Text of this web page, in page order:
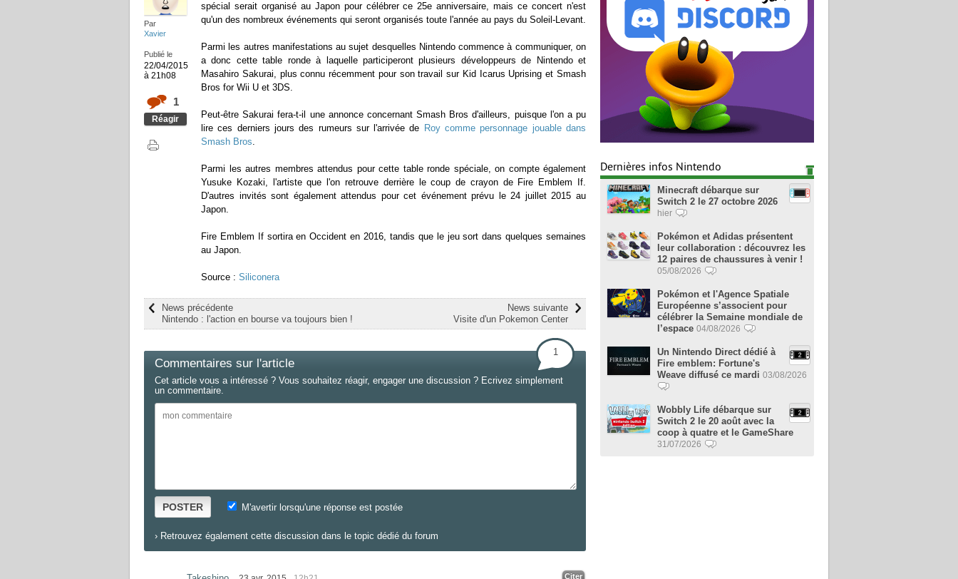
Par
Xavier
Publié le
22/04/2015
à 21h08
1
Réagir
spécial serait organisé au Japon pour célébrer ce 25e anniversaire, mais ce concert n'est
qu'un des nombreux événements qui seront organisés toute l'année au pays du Soleil-Levant.
Parmi les autres manifestations au sujet desquelles Nintendo commence à communiquer, on
a donc cette table ronde à laquelle participeront plusieurs développeurs de Nintendo et
Masahiro Sakurai, plus connu récemment pour son travail sur Kid Icarus Uprising et Smash
Bros for Wii U et 3DS.
Peut-être Sakurai fera-t-il une annonce concernant Smash Bros d'ailleurs, puisque l'on a pu
lire ces derniers jours des rumeurs sur l'arrivée de Roy comme personnage jouable dans
Smash Bros.
Parmi les autres membres attendus pour cette table ronde spéciale, on compte également
Yusuke Kozaki, l'artiste que l'on retrouve derrière le coup de crayon de Fire Emblem If.
D'autres invités sont également attendus pour cet événement prévu le 24 juillet 2015 au
Japon.
Fire Emblem If sortira en Occident en 2016, tandis que le jeu sort dans quelques semaines
au Japon.
Source : Siliconera
News suivante
Visite d'un Pokemon Center
News précédente
Nintendo : l'action en bourse va toujours bien !
Commentaires sur l'article
1
Cet article vous a intéressé ? Vous souhaitez réagir, engager une discussion ? Ecrivez simplement
un commentaire.
POSTER M'avertir lorsqu'une réponse est postée
› Retrouvez également cette discussion dans le topic dédié du forum
Citer
Dernières infos Nintendo
Minecraft débarque sur
Switch 2 le 27 octobre 2026
hier
Pokémon et Adidas présentent
leur collaboration : découvrez les
12 paires de chaussures à venir !
05/08/2026
Pokémon et l'Agence Spatiale
Européenne s’associent pour
célébrer la Semaine mondiale de
l’espace 04/08/2026
Un Nintendo Direct dédié à
Fire emblem: Fortune's
Weave diffusé ce mardi 03/08/2026
Wobbly Life débarque sur
Switch 2 le 20 août avec la
coop à quatre et le GameShare
31/07/2026